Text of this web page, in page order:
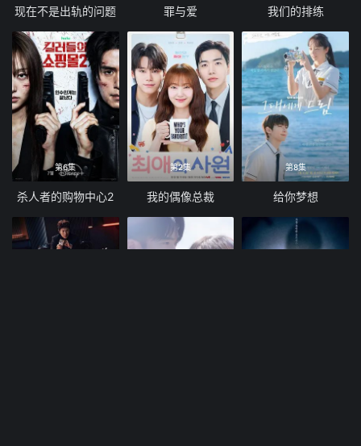
现在不是出轨的问题 罪与爱 我们的排练
第6集
杀人者的购物中心2
第2集
我的偶像总裁
第8集
给你梦想